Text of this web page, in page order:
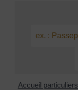
Accueil particuliers